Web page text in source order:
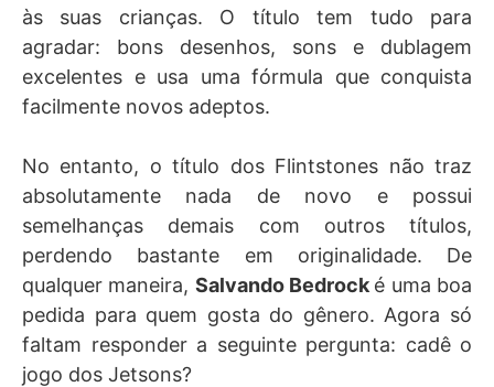
às suas crianças. O título tem tudo para
agradar: bons desenhos, sons e dublagem
excelentes e usa uma fórmula que conquista
facilmente novos adeptos.
No entanto, o título dos Flintstones não traz
absolutamente nada de novo e possui
semelhanças demais com outros títulos,
perdendo bastante em originalidade. De
qualquer maneira, Salvando Bedrock é uma boa
pedida para quem gosta do gênero. Agora só
faltam responder a seguinte pergunta: cadê o
jogo dos Jetsons?